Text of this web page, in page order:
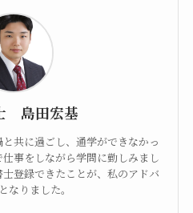
い。
0011
後6時(土・日・祝は要予約
＠j-shimada.com
島田宏基
共に過ごし、通学ができなかっ
事をしながら学問に勤しみまし
登録できたことが、私のアドバ
なりました。